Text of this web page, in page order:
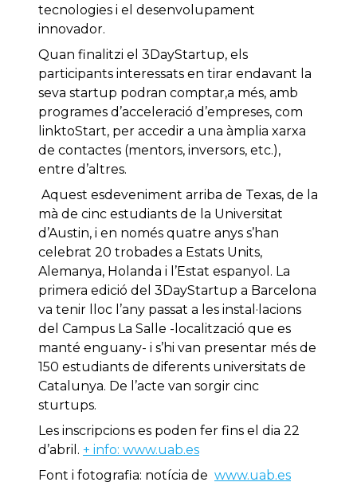
tecnologies i el desenvolupament
innovador.
Quan finalitzi el 3DayStartup, els
participants interessats en tirar endavant la
seva startup podran comptar,a més, amb
programes d’acceleració d’empreses, com
linktoStart, per accedir a una àmplia xarxa
de contactes (mentors, inversors, etc.),
entre d’altres.
Aquest esdeveniment arriba de Texas, de la
mà de cinc estudiants de la Universitat
d’Austin, i en només quatre anys s’han
celebrat 20 trobades a Estats Units,
Alemanya, Holanda i l’Estat espanyol. La
primera edició del 3DayStartup a Barcelona
va tenir lloc l’any passat a les instal·lacions
del Campus La Salle -localització que es
manté enguany- i s’hi van presentar més de
150 estudiants de diferents universitats de
Catalunya. De l’acte van sorgir cinc
sturtups.
Les inscripcions es poden fer fins el dia 22
d’abril. + info: www.uab.es
Font i fotografia: notícia de www.uab.es